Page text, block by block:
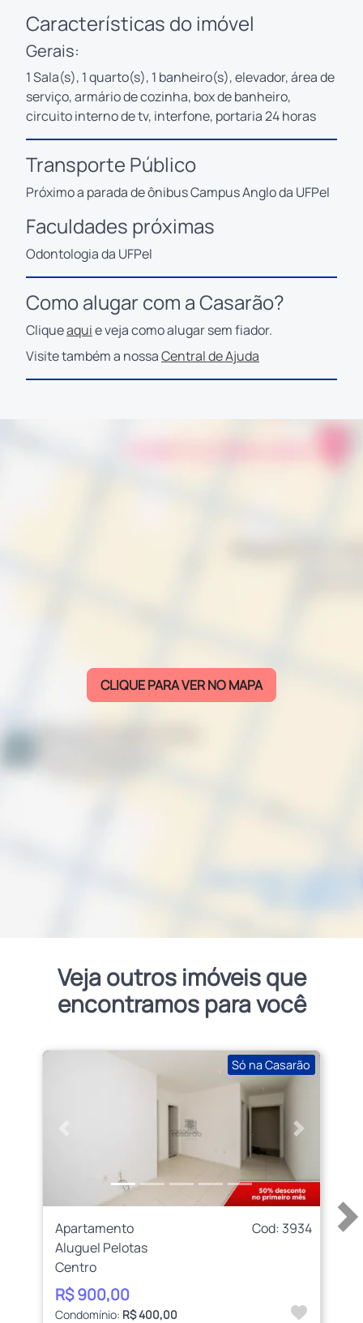
Características do imóvel
Gerais:
1 Sala(s), 1 quarto(s), 1 banheiro(s), elevador, área de
serviço, armário de cozinha, box de banheiro,
circuito interno de tv, interfone, portaria 24 horas
Transporte Público
Próximo a parada de ônibus Campus Anglo da UFPel
Faculdades próximas
Odontologia da UFPel
Como alugar com a Casarão?
Cliqueaquie veja como alugar sem fiador.
Visite também a nossaCentral de Ajuda
CLIQUE PARA VER NO MAPA
Veja outros imóveis que
encontramos para você
Só na Casarão
Próximo
Apartamento
Cod: 3934
Aluguel Pelotas
Centro
R$ 900,00
Condomínio: R$ 400,00